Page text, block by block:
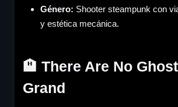
Género: Shooter steampunk con
y estética mecánica.
🏨 There Are No
Grand